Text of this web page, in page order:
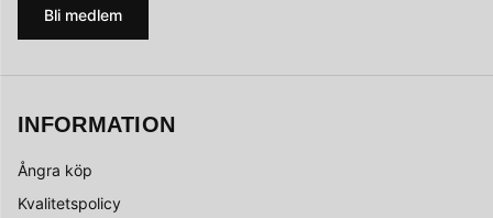
Bli medlem
INFORMATION
Ångra köp
Kvalitetspolicy